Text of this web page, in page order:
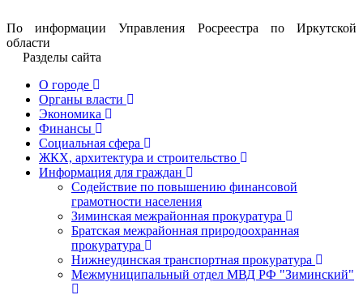
По информации Управления Росреестра по Иркутской
области
Разделы сайта
О городе
Органы власти
Экономика
Финансы
Социальная сфера
ЖКХ, архитектура и строительство
Информация для граждан
Содействие по повышению финансовой
грамотности населения
Зиминская межрайонная прокуратура
Братская межрайонная природоохранная
прокуратура
Нижнеудинская транспортная прокуратура
Межмуниципальный отдел МВД РФ "Зиминский"